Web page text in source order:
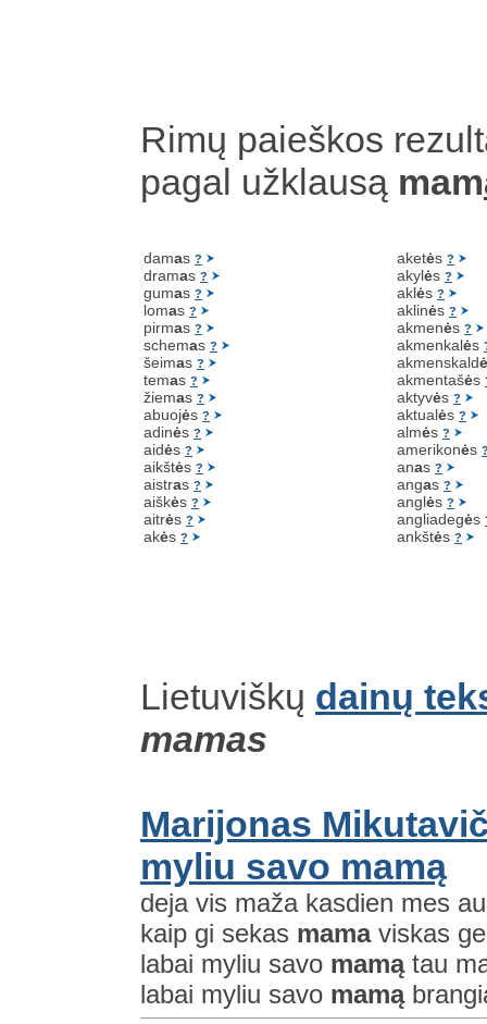
Rimų paieškos
pagal užklausą mam
damas ?
dramas ?
gumas ?
lomas ?
pirmas ?
schemas ?
šeimas ?
temas ?
žiemas ?
abuojės ?
adinės ?
aidės ?
aikštės ?
aistras ?
aiškės ?
aitrės ?
akės ?
aketės ?
akylės ?
aklės ?
aklinės ?
akmenės ?
akmenkalės
akmenskaldė
akmentašės
aktyvės ?
aktualės ?
almės ?
amerikonės
anas ?
angas ?
anglės ?
angliadegės
ankštės ?
Lietuviškų dainų
mamas
Marijonas
myliu savo mamą
deja vis maža kasdien mes
kaip gi sekas mamaviskas
labai myliu savo mamątau
labai myliu savo mamą